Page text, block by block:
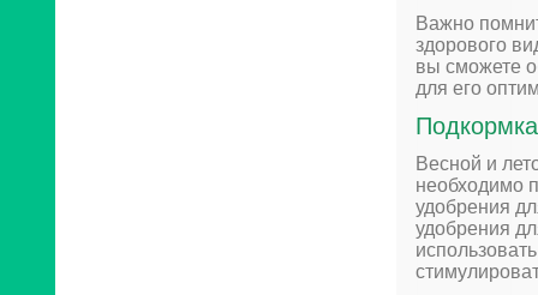
Важно
здорового
вы сможете
для его
Весной и
необходимо
удобрения
удобрения